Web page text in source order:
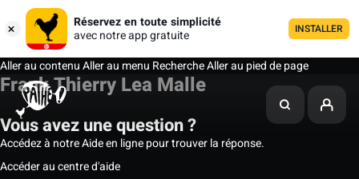
Réservez en toute simplicité
avec notre app gratuite
INSTALLER
Aller au contenuAller au menu RechercheAller au pied de page
Frank Thierry Lea Malle
Vous avez une question ?
Accédez à notre Aide en ligne pour trouver la réponse.
Accéder au centre d'aide